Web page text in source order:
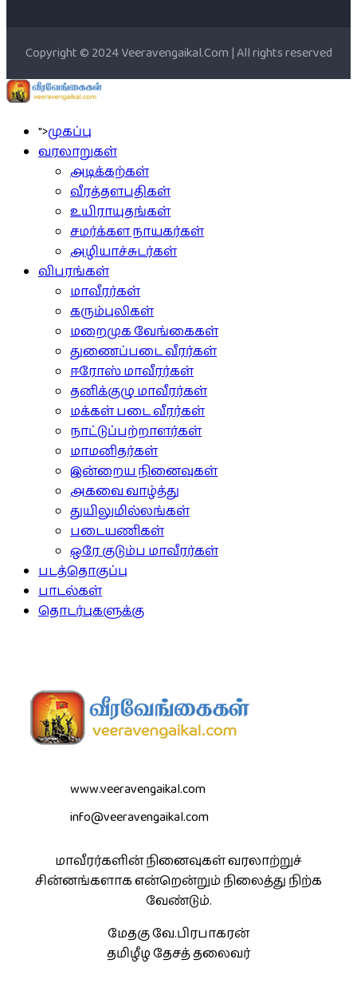
Copyright © 2024 Veeravengaikal.Com | All rights reserved
">முகப்பு
வரலாறுகள்
அடிக்கற்கள்
வீரத்தளபதிகள்
உயிராயுதங்கள்
சமர்க்கள நாயகர்கள்
அழியாச்சுடர்கள்
விபரங்கள்
மாவீரர்கள்
கரும்புலிகள்
மறைமுக வேங்கைகள்
துணைப்படை வீரர்கள்
ஈரோஸ் மாவீரர்கள்
தனிக்குழு மாவீரர்கள்
மக்கள் படை வீரர்கள்
நாட்டுப்பற்றாளர்கள்
மாமனிதர்கள்
இன்றைய நினைவுகள்
அகவை வாழ்த்து
துயிலுமில்லங்கள்
படையணிகள்
ஒரே குடும்ப மாவீரர்கள்
படத்தொகுப்பு
பாடல்கள்
தொடர்புகளுக்கு
www.veeravengaikal.com
info@veeravengaikal.com
மாவீரர்களின் நினைவுகள் வரலாற்றுச்
சின்னங்களாக என்றென்றும் நிலைத்து நிற்க
வேண்டும்.
மேதகு வே.பிரபாகரன்
தமிழீழ தேசத் தலைவர்